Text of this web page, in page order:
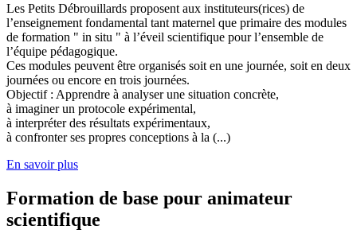
Les Petits Débrouillards proposent aux instituteurs(rices) de
l’enseignement fondamental tant maternel que primaire des modules
de formation " in situ " à l’éveil scientifique pour l’ensemble de
l’équipe pédagogique.
Ces modules peuvent être organisés soit en une journée, soit en deux
journées ou encore en trois journées.
Objectif : Apprendre à analyser une situation concrète,
à imaginer un protocole expérimental,
à interpréter des résultats expérimentaux,
à confronter ses propres conceptions à la (...)
En savoir plus
Formation de base pour animateur
scientifique